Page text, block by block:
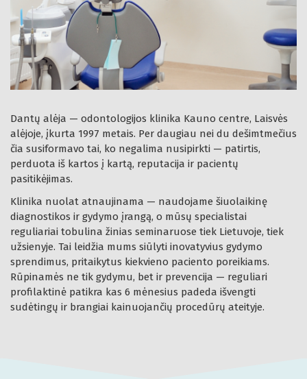
Dantų alėja — odontologijos klinika Kauno centre, Laisvės
alėjoje, įkurta 1997 metais. Per daugiau nei du dešimtmečius
čia susiformavo tai, ko negalima nusipirkti — patirtis,
perduota iš kartos į kartą, reputacija ir pacientų
pasitikėjimas.
Klinika nuolat atnaujinama — naudojame šiuolaikinę
diagnostikos ir gydymo įrangą, o mūsų specialistai
reguliariai tobulina žinias seminaruose tiek Lietuvoje, tiek
užsienyje. Tai leidžia mums siūlyti inovatyvius gydymo
sprendimus, pritaikytus kiekvieno paciento poreikiams.
Rūpinamės ne tik gydymu, bet ir prevencija — reguliari
profilaktinė patikra kas 6 mėnesius padeda išvengti
sudėtingų ir brangiai kainuojančių procedūrų ateityje.